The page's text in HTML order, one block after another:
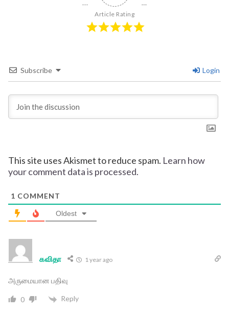
Article Rating
Subscribe Login
This site uses Akismet to reduce spam. Learn how
your comment data is processed.
1 COMMENT
Oldest
கவிதா 1 year ago
அருமையான பதிவு
0 Reply